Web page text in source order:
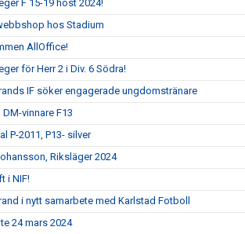
F 15-19 höst 2024!
hos Stadium
AllOffice!
för Herr 2 i Div. 6 Södra!
IF söker engagerade ungdomstränare
DM-vinnare F13
P-2011, P13- silver
Riksläger 2024
i NIF!
i nytt samarbete med Karlstad Fotboll
24 mars 2024